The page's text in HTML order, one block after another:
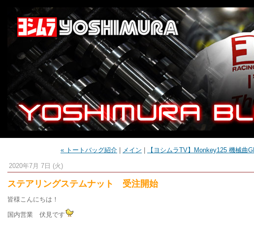
« トートバッグ紹介 メイン 【ヨシムラTV】Monkey125 機械曲
2020年7月 7日 (火)
ステアリングステムナット 受注開始
皆様こんにちは！
国内営業 伏見です